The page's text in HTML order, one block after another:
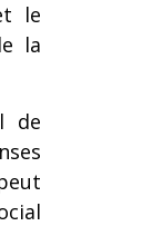
le
la
de